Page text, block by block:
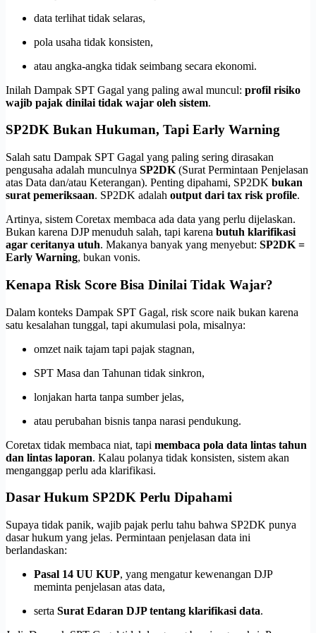
data terlihat tidak selaras,
pola usaha tidak konsisten,
atau angka-angka tidak seimbang secara ekonomi.
Inilah Dampak SPT Gagal yang paling awal muncul: profil risiko
wajib pajak dinilai tidak wajar oleh sistem.
SP2DK Bukan Hukuman, Tapi Early Warning
Salah satu Dampak SPT Gagal yang paling sering dirasakan
pengusaha adalah munculnya SP2DK (Surat Permintaan Penjelasan
atas Data dan/atau Keterangan). Penting dipahami, SP2DK bukan
surat pemeriksaan. SP2DK adalah output dari tax risk profile.
Artinya, sistem Coretax membaca ada data yang perlu dijelaskan.
Bukan karena DJP menuduh salah, tapi karena butuh klarifikasi
agar ceritanya utuh. Makanya banyak yang menyebut: SP2DK =
Early Warning, bukan vonis.
Kenapa Risk Score Bisa Dinilai Tidak Wajar?
Dalam konteks Dampak SPT Gagal, risk score naik bukan karena
satu kesalahan tunggal, tapi akumulasi pola, misalnya:
omzet naik tajam tapi pajak stagnan,
SPT Masa dan Tahunan tidak sinkron,
lonjakan harta tanpa sumber jelas,
atau perubahan bisnis tanpa narasi pendukung.
Coretax tidak membaca niat, tapi membaca pola data lintas tahun
dan lintas laporan. Kalau polanya tidak konsisten, sistem akan
menganggap perlu ada klarifikasi.
Dasar Hukum SP2DK Perlu Dipahami
Supaya tidak panik, wajib pajak perlu tahu bahwa SP2DK punya
dasar hukum yang jelas. Permintaan penjelasan data ini
berlandaskan:
Pasal 14 UU KUP, yang mengatur kewenangan DJP
meminta penjelasan atas data,
serta Surat Edaran DJP tentang klarifikasi data.